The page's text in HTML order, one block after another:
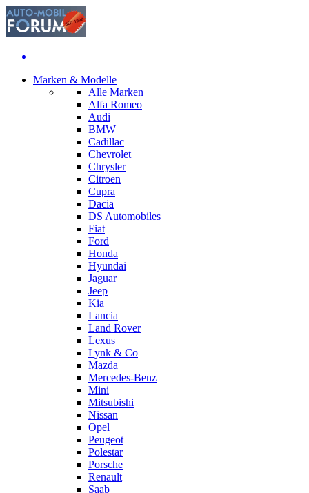
Marken & Modelle
Alle Marken
Alfa Romeo
Audi
BMW
Cadillac
Chevrolet
Chrysler
Citroen
Cupra
Dacia
DS Automobiles
Fiat
Ford
Honda
Hyundai
Jaguar
Jeep
Kia
Lancia
Land Rover
Lexus
Lynk & Co
Mazda
Mercedes-Benz
Mini
Mitsubishi
Nissan
Opel
Peugeot
Polestar
Porsche
Renault
Saab